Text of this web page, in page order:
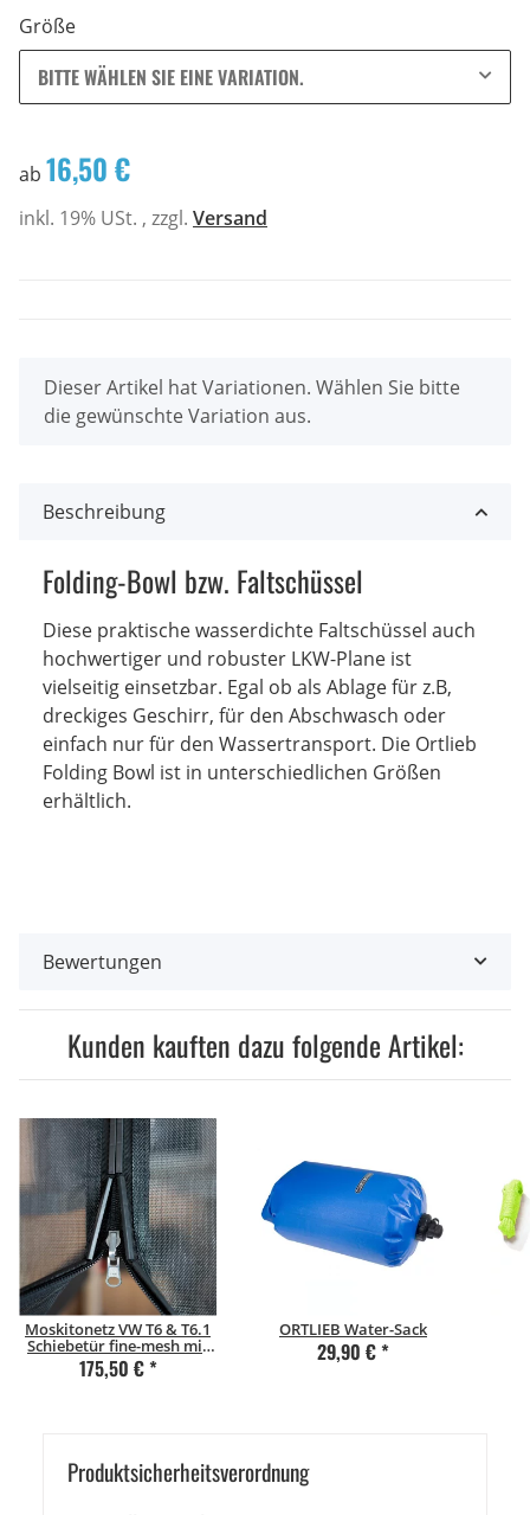
Größe
BITTE WÄHLEN SIE EINE VARIATION.
ab 16,50 €
inkl. 19% USt. , zzgl. Versand
x
Dieser Artikel hat Variationen. Wählen Sie bitte
die gewünschte Variation aus.
Beschreibung
Folding-Bowl bzw. Faltschüssel
Diese praktische wasserdichte Faltschüssel auch
hochwertiger und robuster LKW-Plane ist
vielseitig einsetzbar. Egal ob als Ablage für z.B,
dreckiges Geschirr, für den Abschwasch oder
einfach nur für den Wassertransport. Die Ortlieb
Folding Bowl ist in unterschiedlichen Größen
erhältlich.
Bewertungen
Kunden kauften dazu folgende Artikel:
Moskitonetz VW T6 & T6.1
Schiebetür fine-mesh mit
Magnetverschluss
Beifahrerseite (rechts)
175,50 €*
ORTLIEB Water-Sack
29,90 €*
Produkt­sicher­heits­ver­ord­nung